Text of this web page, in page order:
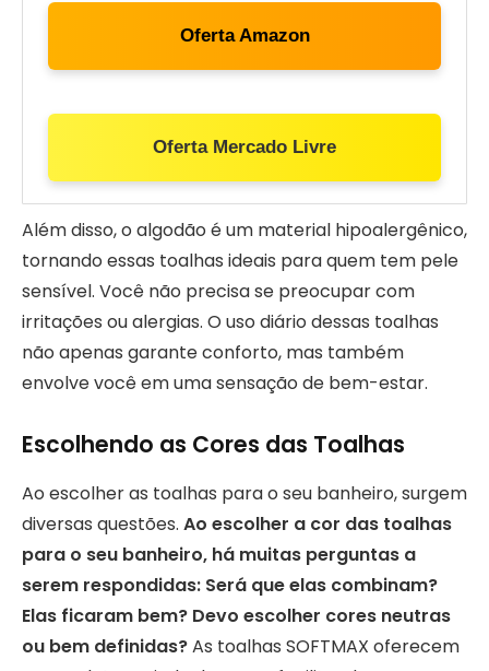
Oferta Amazon
Oferta Mercado Livre
Além disso, o algodão é um material hipoalergênico,
tornando essas toalhas ideais para quem tem pele
sensível. Você não precisa se preocupar com
irritações ou alergias. O uso diário dessas toalhas
não apenas garante conforto, mas também
envolve você em uma sensação de bem-estar.
Escolhendo as Cores das Toalhas
Ao escolher as toalhas para o seu banheiro, surgem
diversas questões. Ao escolher a cor das toalhas
para o seu banheiro, há muitas perguntas a
serem respondidas: Será que elas combinam?
Elas ficaram bem? Devo escolher cores neutras
ou bem definidas?As toalhas SOFTMAX oferecem